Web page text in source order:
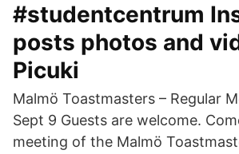
#studentcentrum
posts photos and
Picuki
Malmö Toastmasters – Regular
Sept 9 Guests are welcome.
meeting of the Malmö